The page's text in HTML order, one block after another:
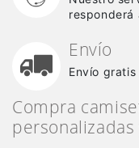
responderá
Envío
Envío
Compra
personalizadas